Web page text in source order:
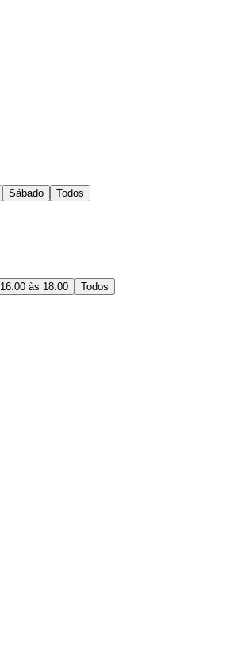
Sábado Todos
16:00 às 18:00 Todos